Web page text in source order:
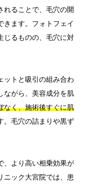
れることで、毛穴の開
きます。フォトフェイ
じるものの、毛穴に対
ットと吸引の組み合わ
ながら、美容成分を肌
なく、施術後すぐに肌
。毛穴の詰まりや黒ず
、より高い相乗効果が
ニック大宮院では、患